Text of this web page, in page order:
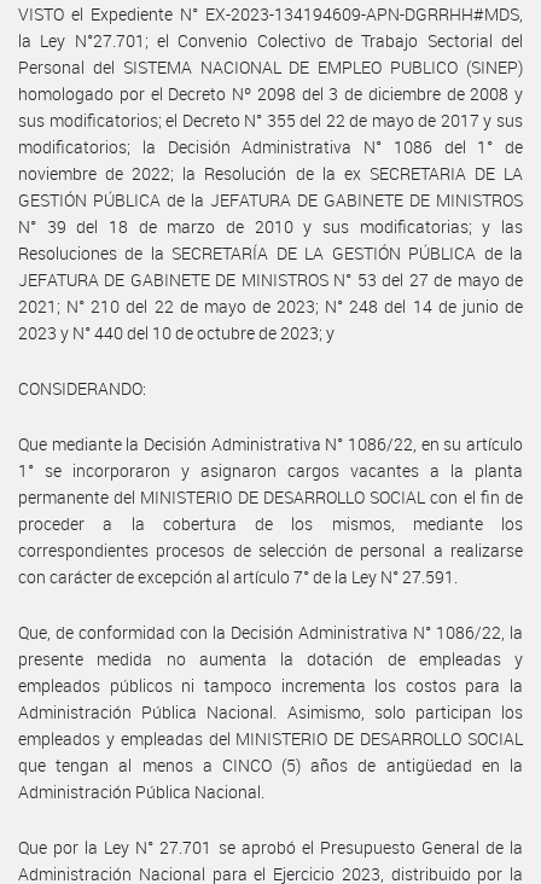
VISTO el Expediente N° EX-2023-134194609-APN-DGRRHH#MDS,
la Ley N°27.701; el Convenio Colectivo de Trabajo Sectorial del
Personal del SISTEMA NACIONAL DE EMPLEO PUBLICO (SINEP)
homologado por el Decreto Nº 2098 del 3 de diciembre de 2008 y
sus modificatorios; el Decreto N° 355 del 22 de mayo de 2017 y sus
modificatorios; la Decisión Administrativa N° 1086 del 1° de
noviembre de 2022; la Resolución de la ex SECRETARIA DE LA
GESTIÓN PÚBLICA de la JEFATURA DE GABINETE DE MINISTROS
N° 39 del 18 de marzo de 2010 y sus modificatorias; y las
Resoluciones de la SECRETARÍA DE LA GESTIÓN PÚBLICA de la
JEFATURA DE GABINETE DE MINISTROS N° 53 del 27 de mayo de
2021; N° 210 del 22 de mayo de 2023; N° 248 del 14 de junio de
2023 y N° 440 del 10 de octubre de 2023; y
CONSIDERANDO:
Que mediante la Decisión Administrativa N° 1086/22, en su artículo
1° se incorporaron y asignaron cargos vacantes a la planta
permanente del MINISTERIO DE DESARROLLO SOCIAL con el fin de
proceder a la cobertura de los mismos, mediante los
correspondientes procesos de selección de personal a realizarse
con carácter de excepción al artículo 7° de la Ley N° 27.591.
Que, de conformidad con la Decisión Administrativa N° 1086/22, la
presente medida no aumenta la dotación de empleadas y
empleados públicos ni tampoco incrementa los costos para la
Administración Pública Nacional. Asimismo, solo participan los
empleados y empleadas del MINISTERIO DE DESARROLLO SOCIAL
que tengan al menos a CINCO (5) años de antigüedad en la
Administración Pública Nacional.
Que por la Ley N° 27.701 se aprobó el Presupuesto General de la
Administración Nacional para el Ejercicio 2023, distribuido por la